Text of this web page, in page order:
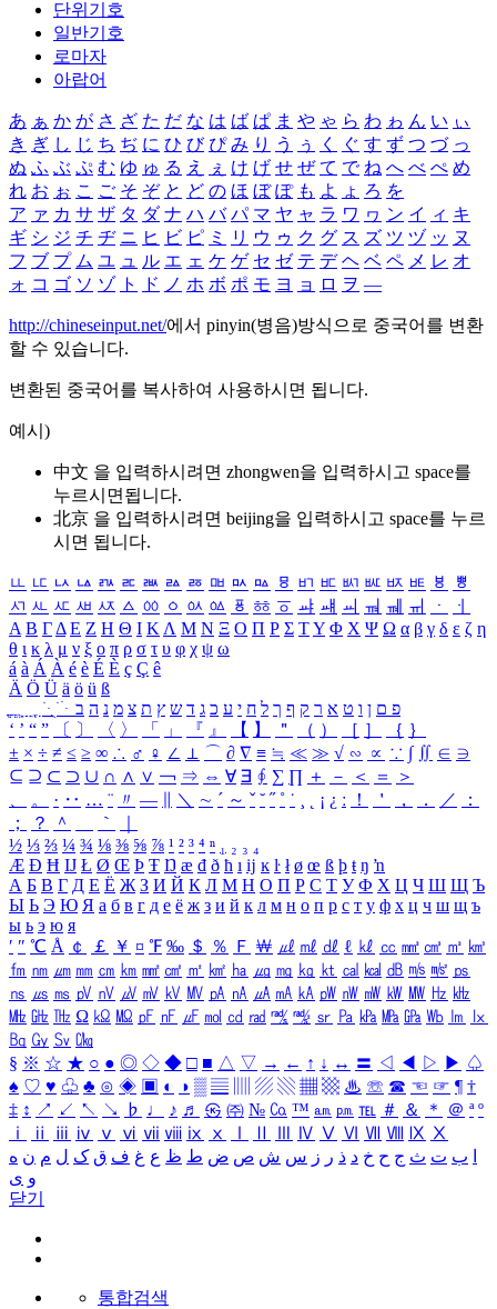
단위기호
일반기호
로마자
아랍어
あ ぁ か が さ ざ た だ な は ば ぱ ま や ゃ ら わ ゎ ん い ぃ
き ぎ し じ ち ぢ に ひ び ぴ み り う ぅ く ぐ す ず つ づ っ
ぬ ふ ぶ ぷ む ゆ ゅ る え ぇ け げ せ ぜ て で ね へ べ ぺ め
れ お ぉ こ ご そ ぞ と ど の ほ ぼ ぽ も よ ょ ろ を
ア ァ カ サ ザ タ ダ ナ ハ バ パ マ ヤ ャ ラ ワ ヮ ン イ ィ キ
ギ シ ジ チ ヂ ニ ヒ ビ ピ ミ リ ウ ゥ ク グ ス ズ ツ ヅ ッ ヌ
フ ブ プ ム ユ ュ ル エ ェ ケ ゲ セ ゼ テ デ ヘ ベ ペ メ レ オ
ォ コ ゴ ソ ゾ ト ド ノ ホ ボ ポ モ ヨ ョ ロ ヲ ―
http://chineseinput.net/에서 pinyin(병음)방식으로 중국어를 변환
할 수 있습니다.
변환된 중국어를 복사하여 사용하시면 됩니다.
예시)
中文 을 입력하시려면 zhongwen을 입력하시고 space를
누르시면됩니다.
北京 을 입력하시려면 beijing을 입력하시고 space를 누르
시면 됩니다.
ㅥ ㅦ ㅧ ㅨ ㅩ ㅪ ㅫ ㅬ ㅭ ㅮ ㅯ ㅰ ㅱ ㅲ ㅳ ㅴ ㅵ ㅶ ㅷ ㅸ
ㅹ
ㅺ ㅻ ㅼ ㅽ ㅾ ㅿ ㆀ ㆁ ㆂ ㆃ ㆄ ㆅ ㆆ ㆇ ㆈ ㆉ ㆊ ㆋ ㆌ ㆍ
ㆎ
Α Β ΓΔ Ε Ζ Η Θ Ι ΚΛ Μ Ν Ξ Ο Π Ρ Σ ΤΥ Φ Χ Ψ Ω α β γ δ ε ζ η
θ ι κ λ μ ν ξ ο π ρ σ τ υ φ χ ψ ω
á à Á À é è É È ç Ç ê
Ä Ö Ü ä ö ü ß
ִֶֹ ֻּ ׁׂ פ ם ן ו ט א ר ק ף ך ל ח י ע כ ג ד ש ץ ת צ מ נ ה ב
‘ ’ “ ” 〔 〕 〈 〉 「 」 『 』 【 】 ＂ （ ） ［ ］ ｛ ｝
± × ÷ ≠ ≤ ≥ ∞ ∴ ♂ ♀ ∠ ⊥ ⌒ ∂ ∇ ≡ ≒ ≪ ≫ √ ∽ ∝ ∵ ∫ ∬ ∈ ∋
⊆ ⊇ ⊂ ⊃ ∪ ∩ ∧ ∨ ￢ ⇒ ⇔ ∀ ∃ ∮ ∑ ∏ ＋ － ＜ ＝
＞
、
。 · ‥ … ¨ 〃 ― ＼ ∼ ´ ～ ˇ ˘ ˝ ˚ ˙ ¸ ¡ ¿ ː ！ ＇ ， ． ／
：
；
？ ＾ ｀
½ ⅓ ⅔ ¼ ¾ ⅛ ⅜ ⅝ ⅞ ¹ ² ³ ⁴ ⁿ ₁ ₂ ₃ ₄
Æ Ð Ħ Ĳ Ł Ø Œ Þ Ŧ Ŋ æ đ ð ħ ı ĳ ĸ ŀ ł ø œ ß þ ŧ ŋ ŉ
А Б В Г Д Е Ё Ж З И Й К Л М Н О П Р С Т У Ф Х Ц Ч Ш Щ Ъ
Ы Ь Э Ю Я а б в г д е ё ж з и й к л м н о п р с т у ф х ц ч ш щ ъ
ы ь э ю я
′ ″ ℃ Å ￠ ￡ ￥ ¤ ℉ ‰ ＄ ％ Ｆ ￦ ㎕ ㎖ ㎗ ℓ ㎘ ㏄ ㎣ ㎤ ㎥ ㎦
㎙ ㎚ ㎛ ㎜ ㎝ ㎞ ㎟ ㎠ ㎡ ㎢ ㏊ ㎍ ㎎ ㎏ ㏏ ㎈ ㎉ ㏈ ㎧ ㎨ ㎰
㎱ ㎲ ㎳ ㎴ ㎵ ㎶ ㎷ ㎸ ㎹ ㎀ ㎁ ㎂ ㎃ ㎄ ㎺ ㎻ ㎽ ㎾ ㎿ ㎐ ㎑
㎒ ㎓ ㎔ Ω ㏀ ㏁ ㎊ ㎋ ㎌ ㏖ ㏅ ㎭ ㎮ ㎯ ㏛ ㎩ ㎪ ㎫ ㎬ ㏝ ㏐
㏓
㏃ ㏉ ㏜ ㏆
§ ※ ☆ ★ ○ ● ◎ ◇ ◆ □ ■ △ ▽ → ← ↑ ↓ ↔ 〓 ◁ ◀ ▷ ▶ ♤
♠ ♡ ♥ ♧ ♣ ⊙ ◈ ▣ ◐ ◑ ▒ ▤ ▨ ▧ ▦ ▩ ♨ ☏ ☎ ☜ ☞ ¶ †
‡ ↕ ↗ ↙ ↖ ↘ ♭ ♩ ♪ ♬ ㉿ ㈜ № ㏇ ™ ㏂ ㏘ ℡ ＃ ＆ ＊ ＠ ª º
ⅰ
ⅱ ⅲ ⅳ ⅴ ⅵ ⅶ ⅷ ⅸ ⅹ Ⅳ Ⅴ Ⅵ Ⅶ Ⅷ Ⅸ Ⅹ
ب ت ث ج ح خ د ذ ر ز س ش ص ض ط ظ ع غ ف ق ک ل م ن ه
و ی
닫기
통합검색